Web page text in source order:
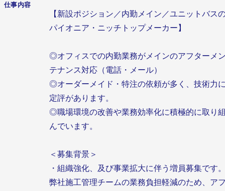
仕事内容
【新設ポジション／内勤メイン／ユニットバス
パイオニア・ニッチトップメーカー】
◎オフィスでの内勤業務がメインのアフターメ
テナンス対応（電話・メール）
◎オーダーメイド・特注の依頼が多く、技術力
定評があります。
◎職場環境の改善や業務効率化に積極的に取り
んでいます。
＜募集背景＞
・組織強化、及び事業拡大に伴う増員募集です
弊社施工管理チームの業務負担軽減のため、ア